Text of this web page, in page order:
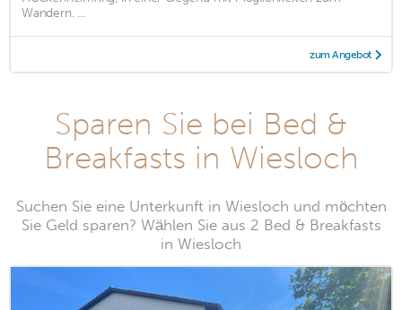
Wandern. ...
zum Angebot
Sparen Sie bei Bed &
Breakfasts in Wiesloch
Suchen Sie eine Unterkunft in Wiesloch und möchten
Sie Geld sparen? Wählen Sie aus 2 Bed & Breakfasts
in Wiesloch